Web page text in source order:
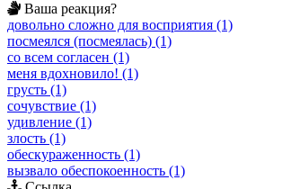
Ваша реакция?
довольно сложно для восприятия (1)
посмеялся (посмеялась) (1)
со всем согласен (1)
меня вдохновило! (1)
грусть (1)
сочувствие (1)
удивление (1)
злость (1)
обескураженность (1)
вызвало обеспокоенность (1)